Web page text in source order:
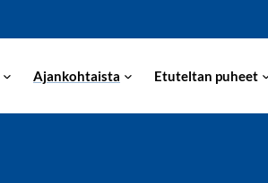
Ajankohtaista Etuteltan puheet